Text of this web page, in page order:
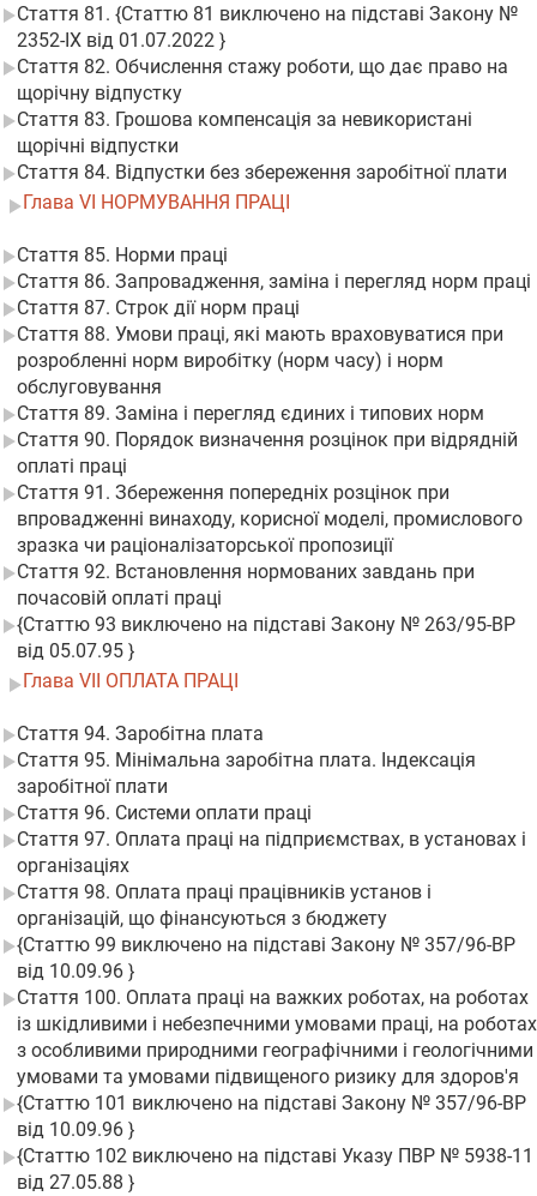
Стаття 81. {Статтю 81 виключено на підставі Закону №
2352-IX від 01.07.2022 }
Стаття 82. Обчислення стажу роботи, що дає право на
щорічну відпустку
Стаття 83. Грошова компенсація за невикористані
щорічні відпустки
Стаття 84. Відпустки без збереження заробітної плати
Глава VI НОРМУВАННЯ ПРАЦІ
Стаття 85. Норми праці
Стаття 86. Запровадження, заміна і перегляд норм праці
Стаття 87. Строк дії норм праці
Стаття 88. Умови праці, які мають враховуватися при
розробленні норм виробітку (норм часу) і норм
обслуговування
Стаття 89. Заміна і перегляд єдиних і типових норм
Стаття 90. Порядок визначення розцінок при відрядній
оплаті праці
Стаття 91. Збереження попередніх розцінок при
впровадженні винаходу, корисної моделі, промислового
зразка чи раціоналізаторської пропозиції
Стаття 92. Встановлення нормованих завдань при
почасовій оплаті праці
{Статтю 93 виключено на підставі Закону № 263/95-ВР
від 05.07.95 }
Глава VII ОПЛАТА ПРАЦІ
Стаття 94. Заробітна плата
Стаття 95. Мінімальна заробітна плата. Індексація
заробітної плати
Стаття 96. Системи оплати праці
Стаття 97. Оплата праці на підприємствах, в установах і
організаціях
Стаття 98. Оплата праці працівників установ і
організацій, що фінансуються з бюджету
{Статтю 99 виключено на підставі Закону № 357/96-ВР
від 10.09.96 }
Стаття 100. Оплата праці на важких роботах, на роботах
із шкідливими і небезпечними умовами праці, на роботах
з особливими природними географічними і геологічними
умовами та умовами підвищеного ризику для здоров'я
{Статтю 101 виключено на підставі Закону № 357/96-ВР
від 10.09.96 }
{Статтю 102 виключено на підставі Указу ПВР № 5938-11
від 27.05.88 }